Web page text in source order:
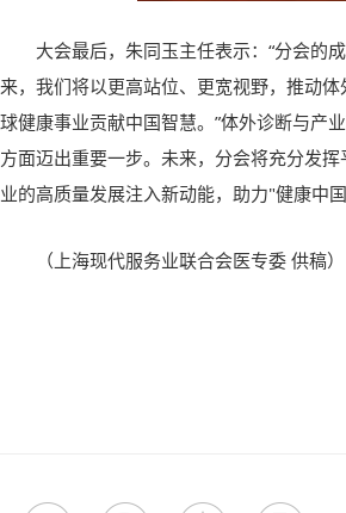
大会最后，朱同玉主任表示：“分会的
来，我们将以更高站位、更宽视野，推动
球健康事业贡献中国智慧。”体外诊断与产
方面迈出重要一步。未来，分会将充分发
业的高质量发展注入新动能，助力"健康中国
（上海现代服务业联合会医专委 供稿）